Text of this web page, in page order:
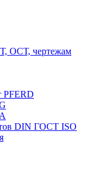
ОСТ, чертежам
PFERD
DIN ГОСТ ISO